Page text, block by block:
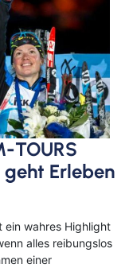
TOURS
geht Erleben
ein wahres Highlight
alles reibungslos
einer